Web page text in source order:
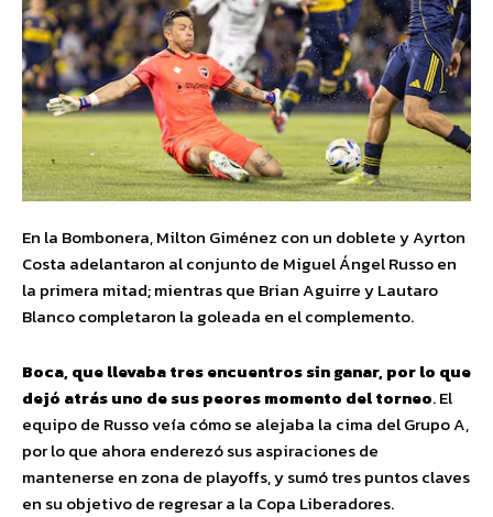
En la Bombonera, Milton Giménez con un doblete y Ayrton
Costa adelantaron al conjunto de Miguel Ángel Russo en
la primera mitad; mientras que Brian Aguirre y Lautaro
Blanco completaron la goleada en el complemento.
Boca, que llevaba tres encuentros sin ganar, por lo que
dejó atrás uno de sus peores momento del torneo. El
equipo de Russo veía cómo se alejaba la cima del Grupo A,
por lo que ahora enderezó sus aspiraciones de
mantenerse en zona de playoffs, y sumó tres puntos claves
en su objetivo de regresar a la Copa Liberadores.